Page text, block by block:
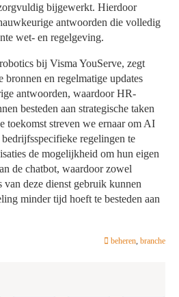
bijgewerkt. Hierdoor
antwoorden die volledig
wet- en regelgeving.
bij Visma YouServe, zegt
en regelmatige updates
antwoorden, waardoor HR-
besteden aan strategische taken
toekomst streven we ernaar om AI
regelingen te
de mogelijkheid om hun eigen
de chatbot, waardoor zowel
van deze dienst gebruik kunnen
minder tijd hoeft te besteden aan
beheren, branche